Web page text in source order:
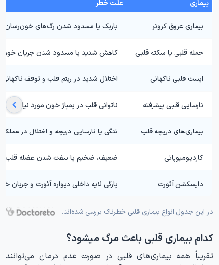
بیماری علت خطر
بیماری عروق کرونر باریک یا مسدود شدن رگ‌های خون‌رسان
حمله قلبی یا سکته قلبی کاهش شدید یا مسدود شدن جریان خون
ایست قلبی ناگهانی اختلال شدید در ریتم قلب و توقف
نارسایی قلبی پیشرفته ناتوانی قلب در پمپاژ خون مورد نیاز بدن
بیماری‌های دریچه قلب تنگی یا نارسایی دریچه و اختلال در
کاردیومیوپاتی ضعیف، ضخیم یا سفت شدن عضله قلب و
دایسکشن آئورت پارگی لایه داخلی دیواره آئورت و جریان
در این جدول انواع بیماری قلبی خطرناک بررسی شده‌اند.
کدام بیماری قلبی باعث مرگ میشود؟
تقریباً همه بیماری‌های قلبی در صورت عدم درمان می‌توانند